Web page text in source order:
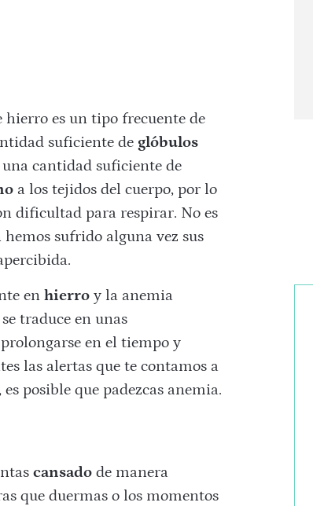
es un tipo frecuente de
suficiente de glóbulos
cantidad suficiente de
a los tejidos del cuerpo, por lo
dificultad para respirar. No es
sufrido alguna vez sus
en hierroy la anemia
traduce en unas
en el tiempo y
las alertas que te contamos a
posible que padezcas anemia.
cansadode manera
que duermas o los momentos